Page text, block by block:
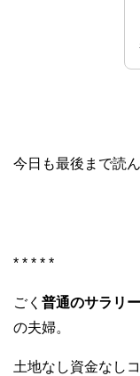
今日も最後まで読
* * * * *
ごく 普通のサラリ
の夫婦。
土地なし資金なし